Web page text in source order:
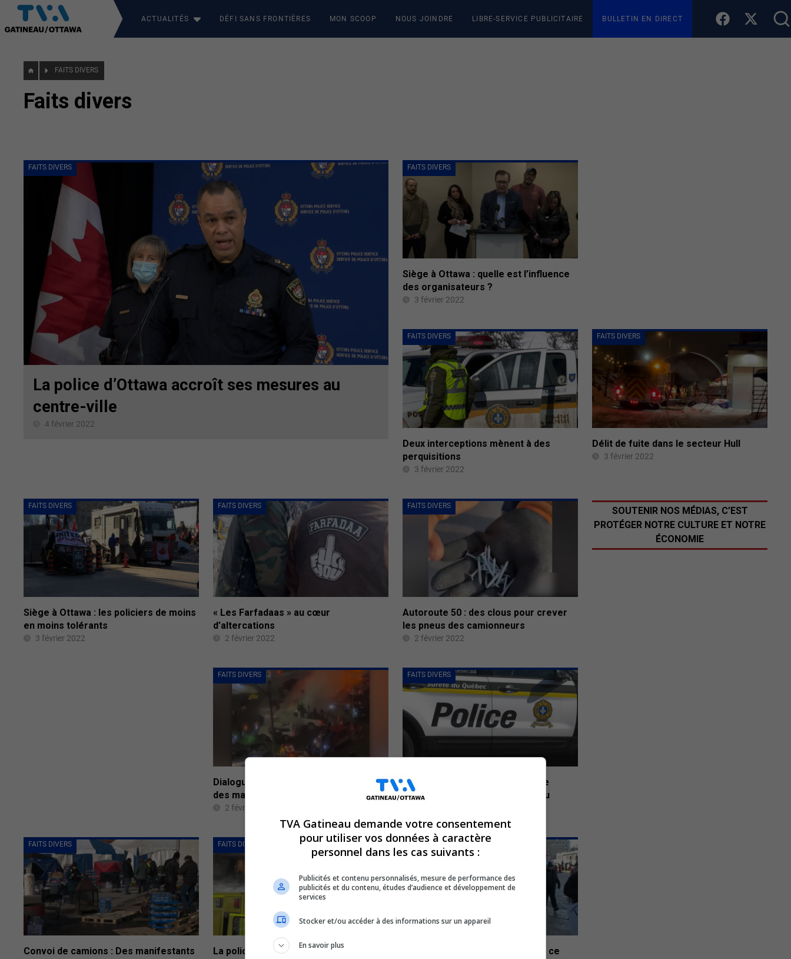
ACTUALITÉS DÉFI SANS FRONTIÈRES MON SCOOP NOUS JOINDRE LIBRE-SERVICE PUBLICITAIRE BULLETIN EN DIRECT
FAITS DIVERS
Faits divers
FAITS DIVERS
La police d’Ottawa accroît ses mesures au
centre-ville
4 février 2022
FAITS DIVERS
Siège à Ottawa : quelle est l’influence
des organisateurs ?
3 février 2022
FAITS DIVERS
Deux interceptions mènent à des
perquisitions
3 février 2022
FAITS DIVERS
Délit de fuite dans le secteur Hull
3 février 2022
FAITS DIVERS
Siège à Ottawa : les policiers de moins
en moins tolérants
3 février 2022
FAITS DIVERS
« Les Farfadaas » au cœur
d’altercations
2 février 2022
FAITS DIVERS
Autoroute 50 : des clous pour crever
les pneus des camionneurs
2 février 2022
FAITS DIVERS
Dialogue de sourds entre la police et
des manifestants
2 février 2022
FAITS DIVERS
Deux arrestations pour excès de
vitesse dans la MRC de Papineau
FAITS DIVERS
Convoi de camions : Des manifestants
FAITS DIVERS
La police demande l’aide du public pour
FAITS DIVERS
Siège d’Ottawa : « Pour l’instant, ce
SOUTENIR NOS MÉDIAS, C’EST
PROTÉGER NOTRE CULTURE ET NOTRE
ÉCONOMIE
TVA Gatineau demande votre consentement
pour utiliser vos données à caractère
personnel dans les cas suivants :
Publicités et contenu personnalisés, mesure de performance des
publicités et du contenu, études d’audience et développement de
services
Stocker et/ou accéder à des informations sur un appareil
En savoir plus